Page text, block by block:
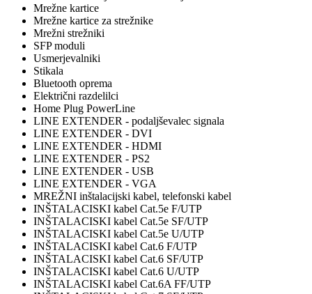
Mrežne kartice
Mrežne kartice za strežnike
Mrežni strežniki
SFP moduli
Usmerjevalniki
Stikala
Bluetooth oprema
Električni razdelilci
Home Plug PowerLine
LINE EXTENDER - podaljševalec signala
LINE EXTENDER - DVI
LINE EXTENDER - HDMI
LINE EXTENDER - PS2
LINE EXTENDER - USB
LINE EXTENDER - VGA
MREŽNI inštalacijski kabel, telefonski kabel
INŠTALACISKI kabel Cat.5e F/UTP
INŠTALACISKI kabel Cat.5e SF/UTP
INŠTALACISKI kabel Cat.5e U/UTP
INŠTALACISKI kabel Cat.6 F/UTP
INŠTALACISKI kabel Cat.6 SF/UTP
INŠTALACISKI kabel Cat.6 U/UTP
INŠTALACISKI kabel Cat.6A FF/UTP